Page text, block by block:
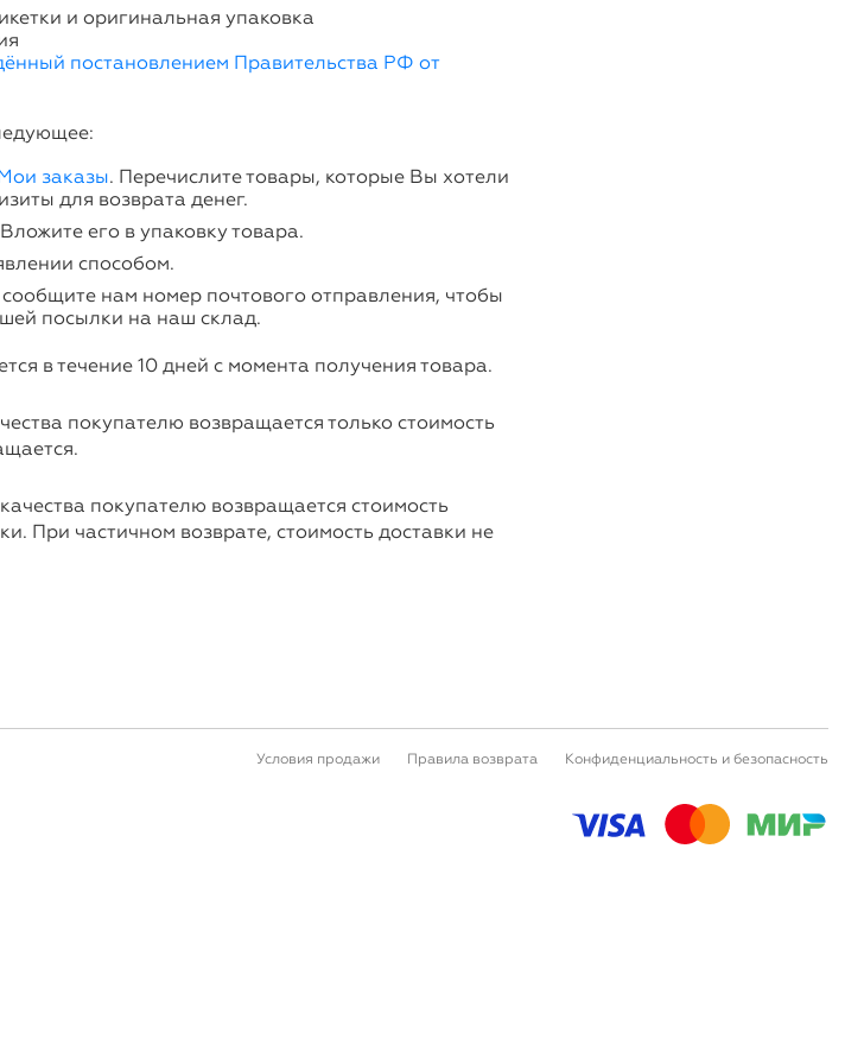
и оригинальная упаковка
постановлением Правительства РФ от
заказы. Перечислите товары, которые Вы хотели
для возврата денег.
его в упаковку товара.
способом.
нам номер почтового отправления, чтобы
посылки на наш склад.
в течение 10 дней с момента получения товара.
покупателю возвращается только стоимость
покупателю возвращается стоимость
При частичном возврате, стоимость доставки не
Условия продажи Правила возврата Конфиденциальность и безопасность